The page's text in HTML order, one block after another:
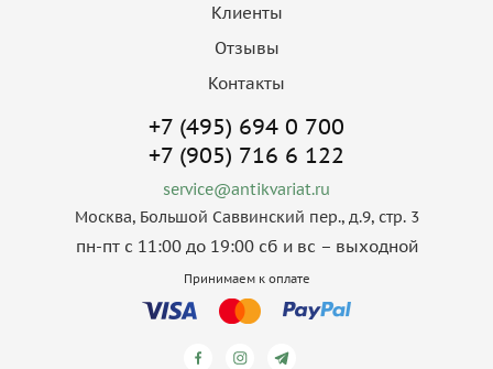
Клиенты
Отзывы
Контакты
+7 (495) 694 0 700
+7 (905) 716 6 122
service@antikvariat.ru
Москва, Большой Саввинский пер., д.9, стр. 3
пн-пт с 11:00 до 19:00 сб и вс – выходной
Принимаем к оплате